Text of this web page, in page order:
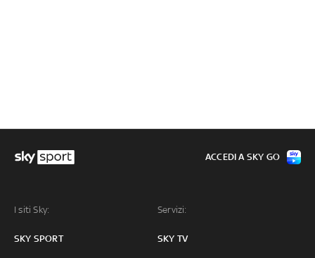
I siti Sky:
SKY SPORT
Servizi:
SKY TV
ACCEDI A SKY GO